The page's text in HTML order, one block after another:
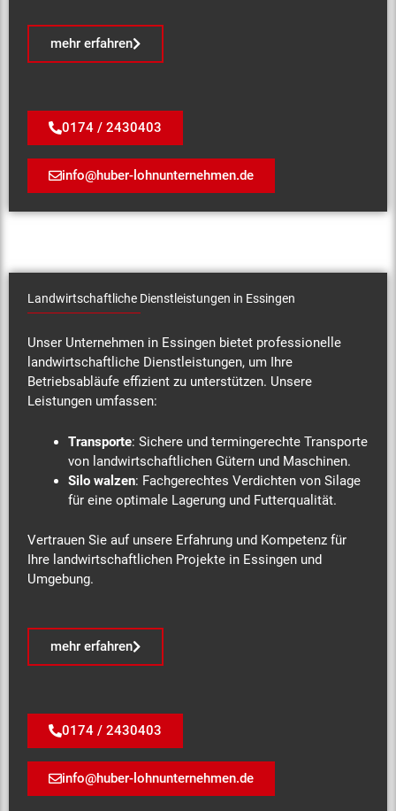
mehr erfahren
0174 / 2430403
info@huber-lohnunternehmen.de
Landwirtschaftliche Dienstleistungen in Essingen
Unser Unternehmen in Essingen bietet professionelle
landwirtschaftliche Dienstleistungen, um Ihre
Betriebsabläufe effizient zu unterstützen. Unsere
Leistungen umfassen:
Transporte: Sichere und termingerechte Transporte
von landwirtschaftlichen Gütern und Maschinen.
Silo walzen: Fachgerechtes Verdichten von Silage
für eine optimale Lagerung und Futterqualität.
Vertrauen Sie auf unsere Erfahrung und Kompetenz für
Ihre landwirtschaftlichen Projekte in Essingen und
Umgebung.
mehr erfahren
0174 / 2430403
info@huber-lohnunternehmen.de